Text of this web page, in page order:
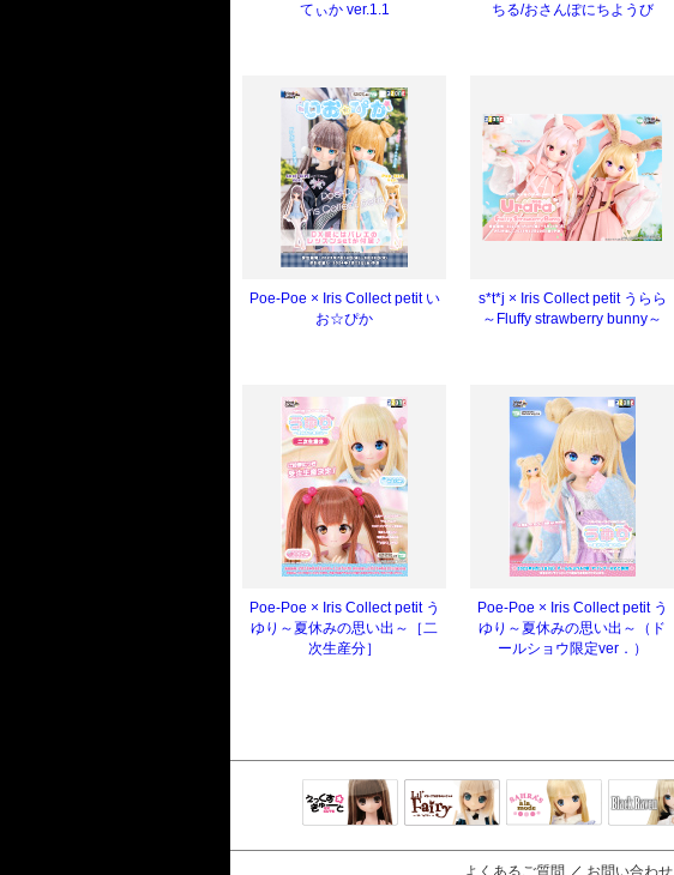
てぃか ver.1.1
ちる/おさんぽにちようび
Poe-Poe × Iris Collect petit い
お☆ぴか
s*t*j × Iris Collect petit うらら
～Fluffy strawberry bunny～
Poe-Poe × Iris Collect petit う
ゆり～夏休みの思い出～［二
次生産分］
Poe-Poe × Iris Collect petit う
ゆり～夏休みの思い出～（ド
ールショウ限定ver．）
よくあるご質問 ／ お問い合わせ